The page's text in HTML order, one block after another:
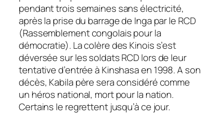
pendant trois semaines sans électricité,
après la prise du barrage de Inga par le RCD
(Rassemblement congolais pour la
démocratie). La colère des Kinois s’est
déversée sur les soldats RCD lors de leur
tentative d’entrée à Kinshasa en 1998. A son
décès, Kabila père sera considéré comme
un héros national, mort pour la nation.
Certains le regrettent jusqu’à ce jour.